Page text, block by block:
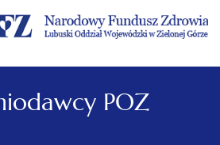
Menu
główne
Menu
lewe
Treść
główna
Szukaj
w
serwisie
Stopka
POZ